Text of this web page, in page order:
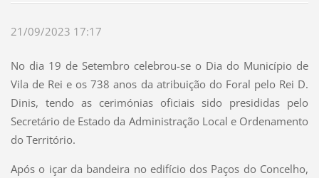
21/09/2023 17:17
No dia 19 de Setembro celebrou-se o Dia do Município de
Vila de Rei e os 738 anos da atribuição do Foral pelo Rei D.
Dinis, tendo as cerimónias oficiais sido presididas pelo
Secretário de Estado da Administração Local e Ordenamento
do Território.
Após o içar da bandeira no edifício dos Paços do Concelho,